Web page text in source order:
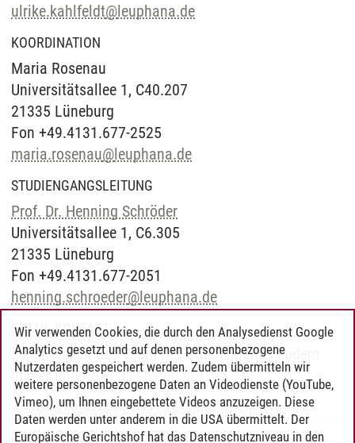
ulrike.kahlfeldt@leuphana.de
KOORDINATION
Maria Rosenau
Universitätsallee 1, C40.207
21335 Lüneburg
Fon +49.4131.677-2525
maria.rosenau@leuphana.de
STUDIENGANGSLEITUNG
Prof. Dr. Henning Schröder
Universitätsallee 1, C6.305
21335 Lüneburg
Fon +49.4131.677-2051
henning.schroeder@leuphana.de
E-MAIL-KONTAKT
Sie erreichen das Team des Studiengangs zudem
immer unterbwl-ps@ leuphana.de.
Wir verwenden Cookies, die durch den Analysedienst Google
Analytics gesetzt und auf denen personenbezogene
Nutzerdaten gespeichert werden. Zudem übermitteln wir
weitere personenbezogene Daten an Videodienste (YouTube,
Vimeo), um Ihnen eingebettete Videos anzuzeigen. Diese
Daten werden unter anderem in die USA übermittelt. Der
Europäische Gerichtshof hat das Datenschutzniveau in den